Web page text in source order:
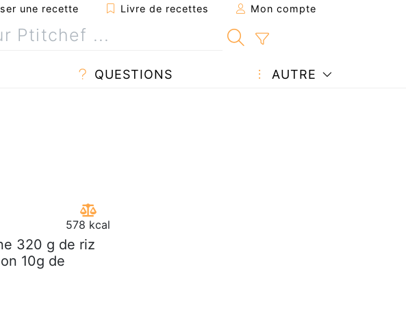
une recette Livre de recettes Mon compte
QUESTIONS AUTRE
578 kcal
320 g de riz
10g de